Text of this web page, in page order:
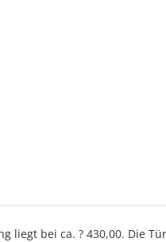
bei ca. ? 430,00. Die